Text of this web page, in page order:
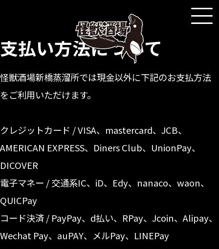
支払い方法について
怪獣酒場新橋蒸溜所では現金以外に下記のお支払方法
をご利用いただけます。
クレジットカード / VISA、mastercard、JCB、
AMERICAN EXPRESS、Diners Club、UnionPay、
DICOVER
電子マネー / 交通系IC、iD、Edy、nanaco、waon、
QUICPay
コード決済 / PayPay、d払い、RPay、Jcoin、Alipay、
Wechat Pay、auPAY、メルPay、LINEPay